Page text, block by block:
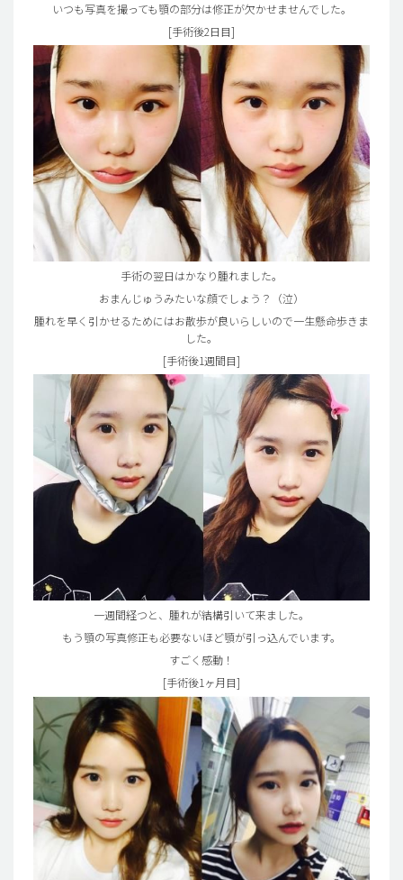
いつも写真を撮っても顎の部分は修正が欠かせませんでした。
[手術後2日目]
手術の翌日はかなり腫れました。
おまんじゅうみたいな顔でしょう？（泣）
腫れを早く引かせるためにはお散歩が良いらしいので一生懸命歩きま
した。
[手術後1週間目]
一週間経つと、腫れが結構引いて来ました。
もう顎の写真修正も必要ないほど顎が引っ込んでいます。
すごく感動！
[手術後1ヶ月目]